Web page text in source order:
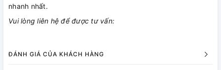
nhanh nhất.
Vui lòng liên hệ để được tư vấn:
ĐÁNH GIÁ CỦA KHÁCH HÀNG